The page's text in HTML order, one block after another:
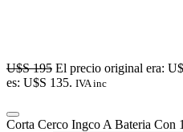
U$S195 El precio original era:
es: U$S 135. IVA inc
Corta Cerco Ingco A Bateria Con